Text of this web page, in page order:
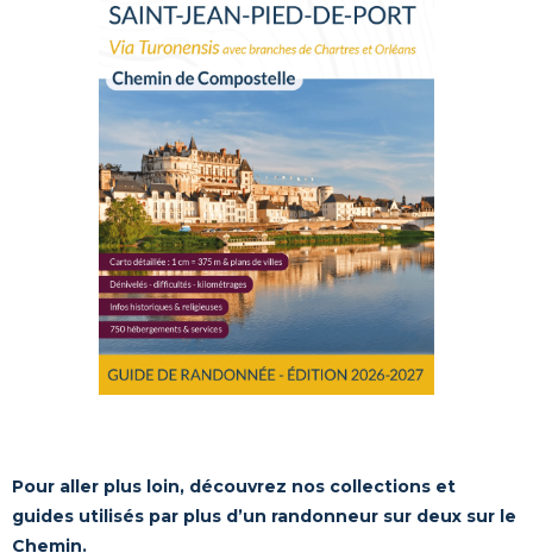
Pour aller plus loin, découvrez nos collections et
guides utilisés par plus d’un randonneur sur deux sur le
Chemin.